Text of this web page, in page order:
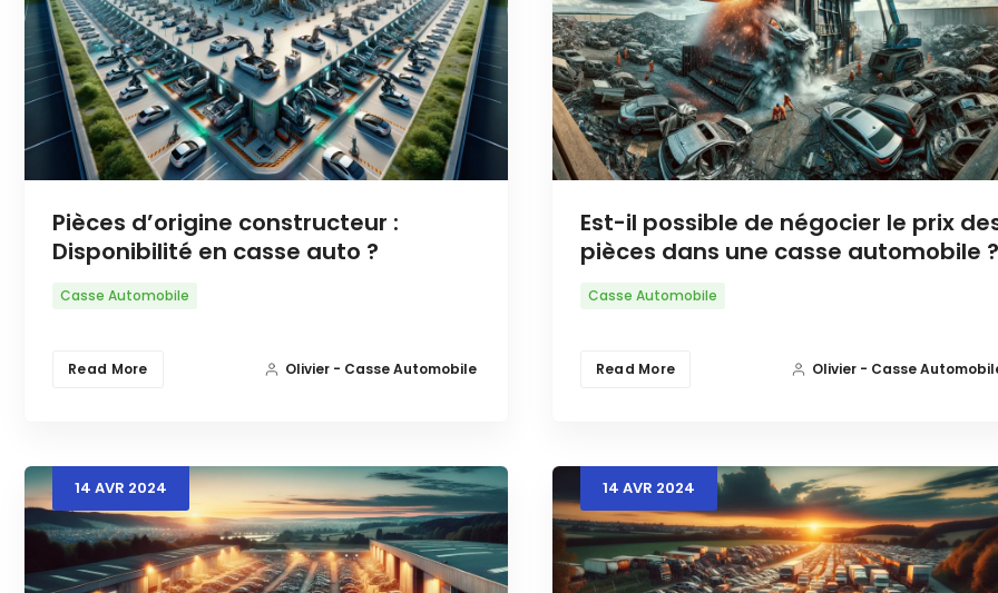
Pièces d’origine constructeur :
Disponibilité en casse auto ?
Casse Automobile
Read More Olivier - Casse Automobile
Est-il possible de négocier le prix
pièces dans une casse automobile ?
Casse Automobile
Read More Olivier - Casse
14 AVR 2024 14 AVR 2024